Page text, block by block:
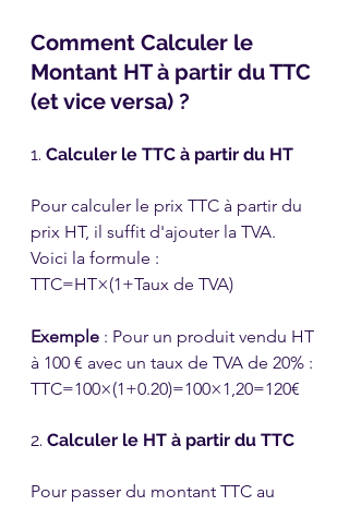
Comment Calculer le
Montant HT à partir du TTC
(et vice versa) ?
1. Calculer le TTC à partir du HT
Pour calculer le prix TTC à partir du
prix HT, il suffit d'ajouter la TVA.
Voici la formule :
TTC=HT×(1+Taux de TVA)
Exemple : Pour un produit vendu HT
à 100 € avec un taux de TVA de 20% :
TTC=100×(1+0.20)=100×1,20=120€​
2. Calculer le HT à partir du TTC
Pour passer du montant TTC au